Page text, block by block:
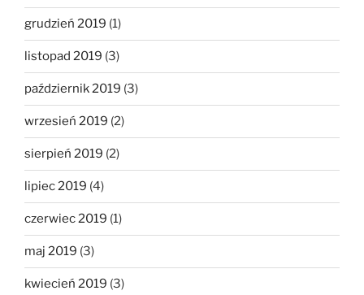
grudzień 2019 (1)
listopad 2019 (3)
październik 2019 (3)
wrzesień 2019 (2)
sierpień 2019 (2)
lipiec 2019 (4)
czerwiec 2019 (1)
maj 2019 (3)
kwiecień 2019 (3)